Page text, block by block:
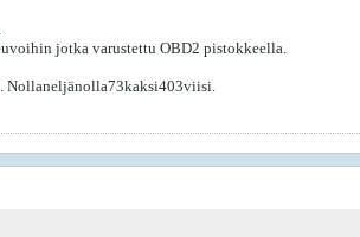
jotka varustettu OBD2 pistokkeella.
Nollaneljänolla73kaksi403viisi.